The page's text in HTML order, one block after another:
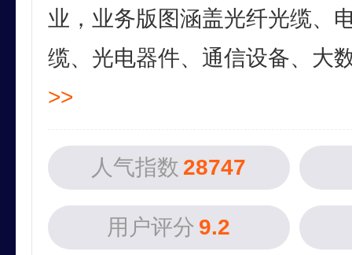
业，业务版图涵盖光纤光缆、
缆、光电器件、通信设备、大
>>
人气指数 28747
用户评分 9.2